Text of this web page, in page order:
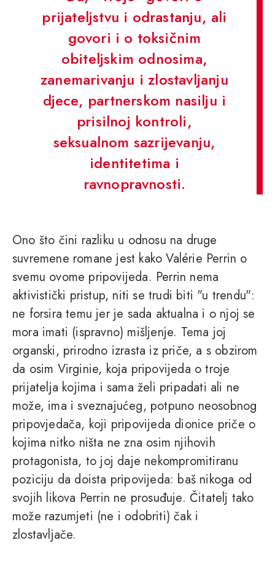
prijateljstvu i odrastanju, ali
govori i o toksičnim
obiteljskim odnosima,
zanemarivanju i zlostavljanju
djece, partnerskom nasilju i
prisilnoj kontroli,
seksualnom sazrijevanju,
identitetima i
ravnopravnosti.
Ono što čini razliku u odnosu na druge
suvremene romane jest kako Valérie Perrin o
svemu ovome pripovijeda. Perrin nema
aktivistički pristup, niti se trudi biti "u trendu":
ne forsira temu jer je sada aktualna i o njoj se
mora imati (ispravno) mišljenje. Tema joj
organski, prirodno izrasta iz priče, a s obzirom
da osim Virginie, koja pripovijeda o troje
prijatelja kojima i sama želi pripadati ali ne
može, ima i sveznajućeg, potpuno neosobnog
pripovjedača, koji pripovijeda dionice priče o
kojima nitko ništa ne zna osim njihovih
protagonista, to joj daje nekompromitiranu
poziciju da doista pripovijeda: baš nikoga od
svojih likova Perrin ne prosuđuje. Čitatelj tako
može razumjeti (ne i odobriti) čak i
zlostavljače.